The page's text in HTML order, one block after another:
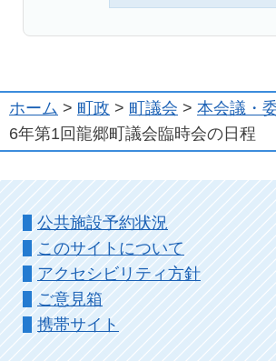
ホーム > 町政 > 町議会 > 本会議・
6年第1回龍郷町議会臨時会の日程
公共施設予約状況
このサイトについて
アクセシビリティ方針
ご意見箱
携帯サイト